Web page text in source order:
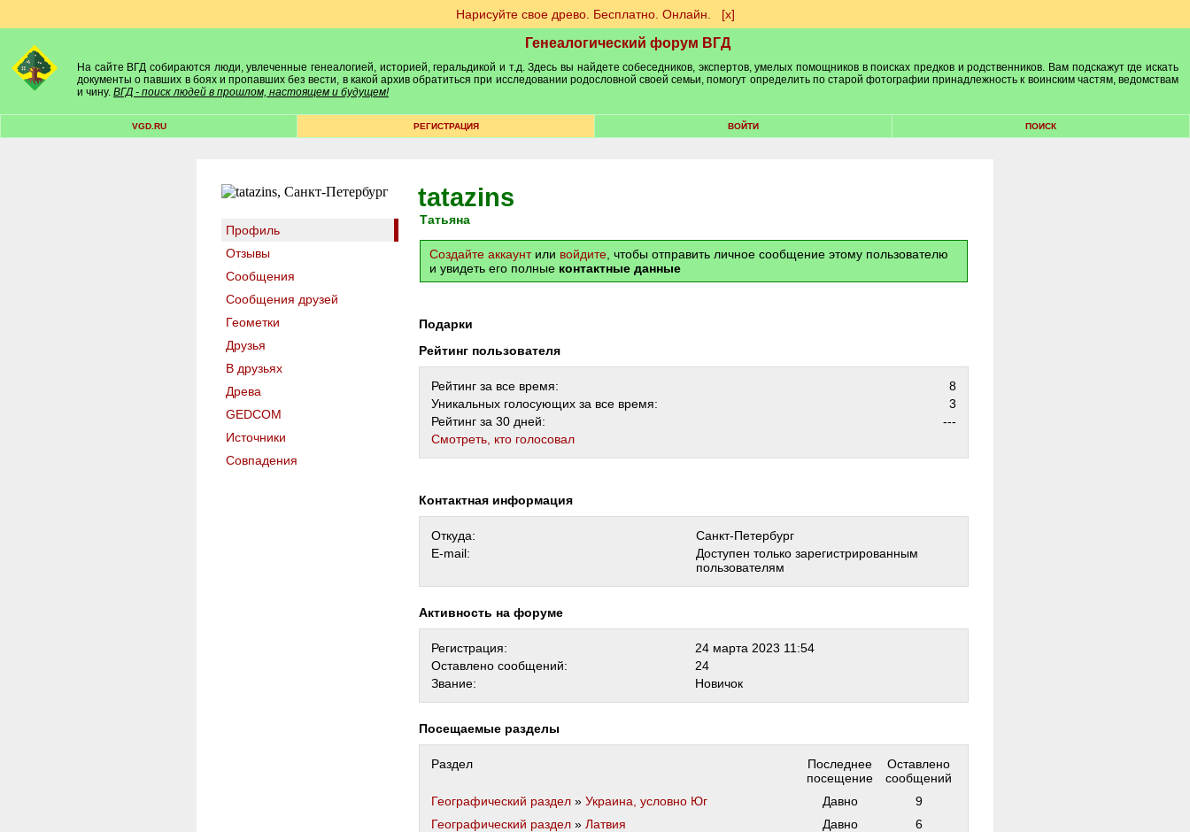
Нарисуйте свое древо. Бесплатно. Онлайн. [х]
Генеалогический форум ВГД
На сайте ВГД собираются люди, увлеченные генеалогией, историей, геральдикой и т.д. Здесь вы найдете собеседников, экспертов, умелых помощников в поисках предков и родственников. Вам подскажут где искать
документы о павших в боях и пропавших без вести, в какой архив обратиться при исследовании родословной своей семьи, помогут определить по старой фотографии принадлежность к воинским частям, ведомствам
и чину. ВГД - поиск людей в прошлом, настоящем и будущем!
VGD.RU РЕГИСТРАЦИЯ ВОЙТИ ПОИСК
Профиль
Отзывы
Сообщения
Сообщения друзей
Геометки
Друзья
В друзьях
Древа
GEDCOM
Источники
Совпадения
tatazins
Татьяна
Создайте аккаунтили войдите , чтобы отправить личное сообщение этому пользователю
и увидеть его полные контактные данные
Подарки
Рейтинг пользователя
Рейтинг за все время:
8
Уникальных голосующих за все время:
3
Рейтинг за 30 дней:
---
Cмотреть, кто голосовал
Контактная информация
Откуда:
Санкт-Петербург
E-mail:
Доступен только зарегистрированным
пользователям
Активность на форуме
Регистрация:
24 марта 2023 11:54
Оставлено сообщений:
24
Звание:
Новичок
Посещаемые разделы
Раздел
Последнее
посещение
Оставлено
сообщений
Географический раздел » Украина, условно Юг Давно
9
Географический раздел » Латвия Давно
6